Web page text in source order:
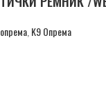
, K9 Опрема